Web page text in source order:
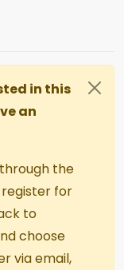
in this
an
the
register for
to
choose
via email,